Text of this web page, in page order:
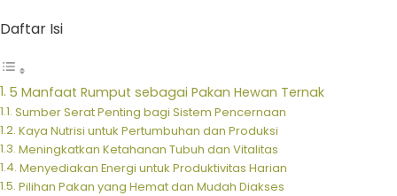
Daftar Isi
5 Manfaat Rumput sebagai Pakan Hewan Ternak
Sumber Serat Penting bagi Sistem Pencernaan
Kaya Nutrisi untuk Pertumbuhan dan Produksi
Meningkatkan Ketahanan Tubuh dan Vitalitas
Menyediakan Energi untuk Produktivitas Harian
Pilihan Pakan yang Hemat dan Mudah Diakses